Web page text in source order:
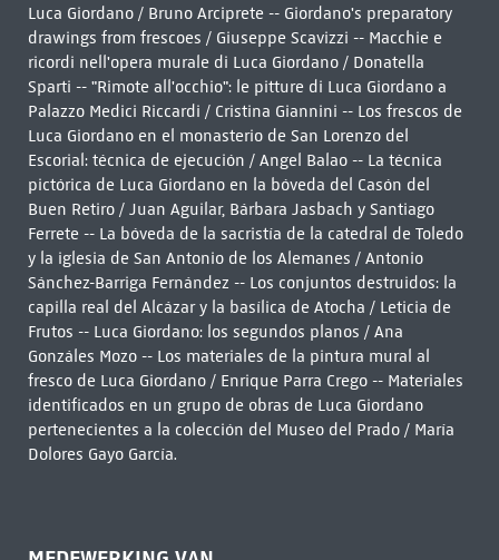
Luca Giordano / Bruno Arciprete -- Giordano's preparatory
drawings from frescoes / Giuseppe Scavizzi -- Macchie e
ricordi nell'opera murale di Luca Giordano / Donatella
Sparti -- "Rimote all'occhio": le pitture di Luca Giordano a
Palazzo Medici Riccardi / Cristina Giannini -- Los frescos de
Luca Giordano en el monasterio de San Lorenzo del
Escorial: técnica de ejecución / Angel Balao -- La técnica
pictórica de Luca Giordano en la bóveda del Casón del
Buen Retiro / Juan Aguilar, Bárbara Jasbach y Santiago
Ferrete -- La bóveda de la sacristía de la catedral de Toledo
y la iglesia de San Antonio de los Alemanes / Antonio
Sánchez-Barriga Fernández -- Los conjuntos destruidos: la
capilla real del Alcázar y la basílica de Atocha / Leticia de
Frutos -- Luca Giordano: los segundos planos / Ana
Gonzáles Mozo -- Los materiales de la pintura mural al
fresco de Luca Giordano / Enrique Parra Crego -- Materiales
identificados en un grupo de obras de Luca Giordano
pertenecientes a la colección del Museo del Prado / María
Dolores Gayo García.